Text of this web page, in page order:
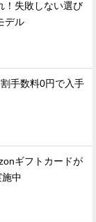
！失敗しない選び
デル
手数料0円で入手
ギフトカードが
中